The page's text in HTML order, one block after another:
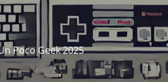
Poco Geek 2025